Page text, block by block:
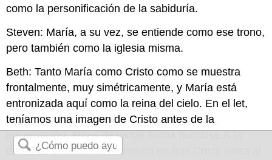
como la personificación de la sabiduría.
Steven: María, a su vez, se entiende como ese trono,
pero también como la iglesia misma.
Beth: Tanto María como Cristo como se muestra
frontalmente, muy simétricamente, y María está
entronizada aquí como la reina del cielo. En el let,
teníamos una imagen de Cristo antes de la
encarnación, antes de tomar forma humana. A la
derecha, tenemos el momento en que Cristo entra al